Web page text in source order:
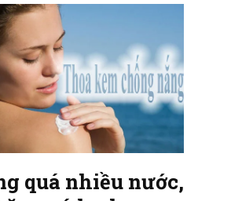
quá nhiều nước,